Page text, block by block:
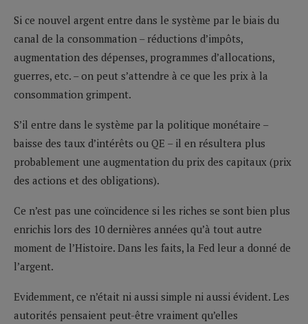
Si ce nouvel argent entre dans le système par le biais du
canal de la consommation – réductions d’impôts,
augmentation des dépenses, programmes d’allocations,
guerres, etc. – on peut s’attendre à ce que les prix à la
consommation grimpent.
S’il entre dans le système par la politique monétaire –
baisse des taux d’intérêts ou QE – il en résultera plus
probablement une augmentation du prix des capitaux (prix
des actions et des obligations).
Ce n’est pas une coïncidence si les riches se sont bien plus
enrichis lors des 10 dernières années qu’à tout autre
moment de l’Histoire. Dans les faits, la Fed leur a donné de
l’argent.
Evidemment, ce n’était ni aussi simple ni aussi évident. Les
autorités pensaient peut-être vraiment qu’elles